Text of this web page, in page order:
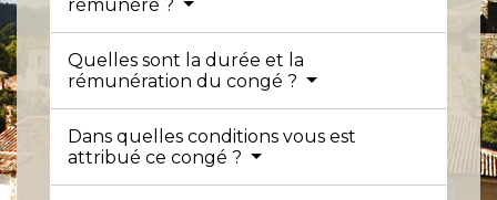
rémunéré ?
Quelles sont la durée et la
rémunération du congé ?
Dans quelles conditions vous est
attribué ce congé ?